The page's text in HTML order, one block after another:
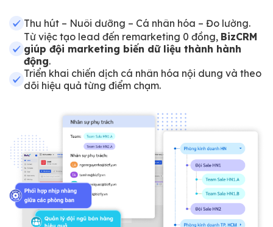
Thu hút – Nuôi dưỡng – Cá nhân hóa – Đo lường.
Từ việc tạo lead đến remarketing 0 đồng, BizCRM
giúp đội marketing biến dữ liệu thành hành
động.
Triển khai chiến dịch cá nhân hóa nội dung và theo
dõi hiệu quả từng điểm chạm.